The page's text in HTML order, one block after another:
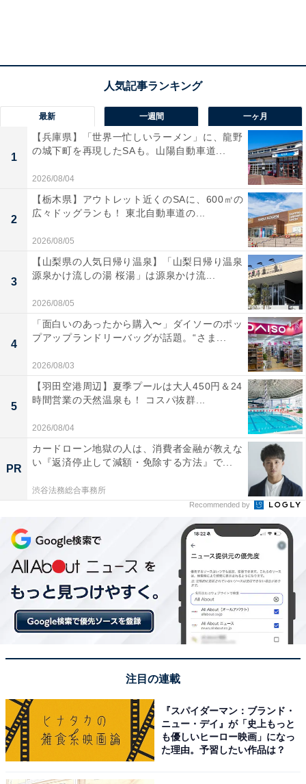
最新 一週間 一ヶ月
1
【兵庫県】「世界一忙しいラーメン」に、龍野
の城下町を再現したSAも。山陽自動車道...
2026/08/04
2
【栃木県】アウトレット近くのSAに、600㎡の
広々ドッグランも！ 東北自動車道の...
2026/08/05
3
【山梨県の人気日帰り温泉】「山梨日帰り温泉
源泉かけ流しの湯 桜湯」は源泉かけ流...
2026/08/05
4
「面白いのあったから購入〜」ダイソーのポッ
プアップランドリーバッグが話題。“さま...
2026/08/03
5
【羽田空港周辺】夏季プールは大人450円＆24
時間営業の天然温泉も！ コスパ抜群...
2026/08/04
PR
カードローン地獄の人は、消費者金融が教えな
い『返済停止して減額・免除する方法』で...
渋谷法務総合事務所
Recommended by
注目の連載
『スパイダーマン：ブランド・
ニュー・デイ』が「史上もっと
も優しいヒーロー映画」になっ
た理由。予習したい作品は？